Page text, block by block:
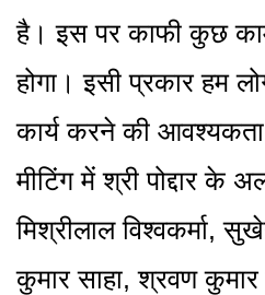
है। इस पर काफी कुछ
होगा। इसी प्रकार हम
कार्य करने की
मीटिंग में श्री पोद्दार के
मिश्रीलाल विश्वकर्मा,
कुमार साहा, श्रवण कुमार